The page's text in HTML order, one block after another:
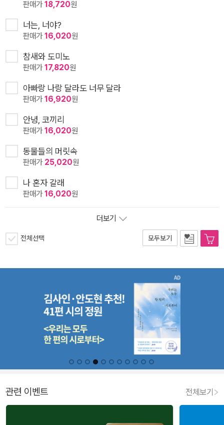
판매가18,720원
너는, 너야?
판매가16,020원
참새와 도미노
판매가17,820원
아빠랑 나랑 달라도 너무 달라
판매가16,920원
안녕, 코끼리
판매가16,020원
동물들의 머릿속
판매가 25,020원
나 혼자 갈래
판매가16,020원
더보기
전체선택 모두보기
관련 이벤트 전체보기